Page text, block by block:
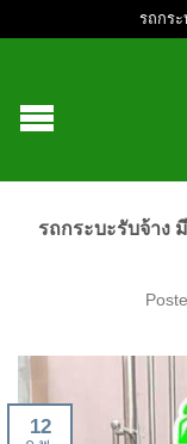
รถกร
รถกระบะรับจ้าง
12